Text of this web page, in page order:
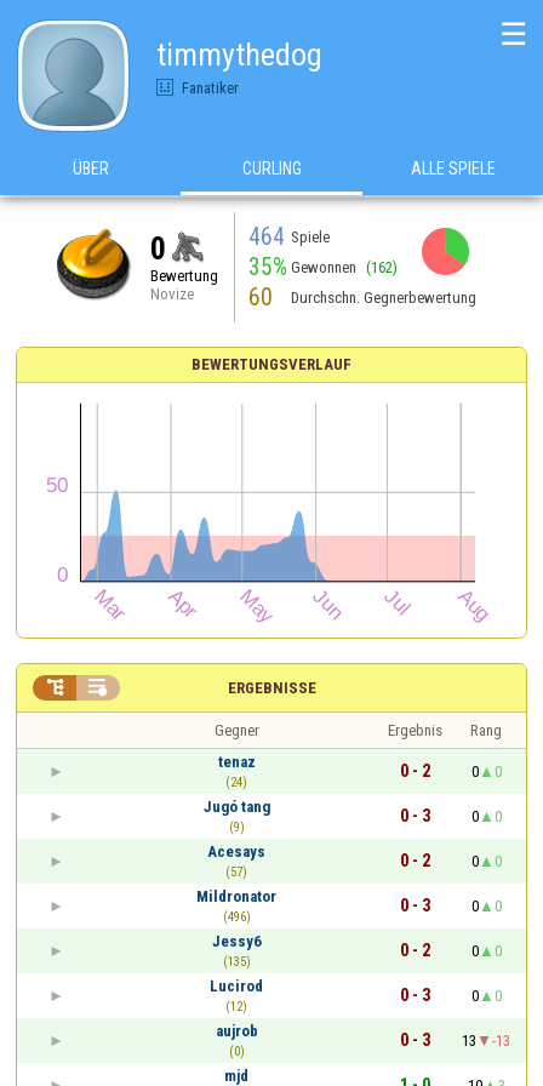
timmythedog
Fanatiker
☰
ÜBER CURLING ALLE SPIELE
0
Bewertung
Novize
464 Spiele
35% Gewonnen (162)
60 Durchschn. Gegnerbewertung
BEWERTUNGSVERLAUF
ERGEBNISSE
 
Gegner Ergebnis
Rang
tenaz
(24)
0 - 2 0
0
Jugó tang
(9)
0 - 3 0
0
Acesays
(57)
0 - 2 0
0
Mildronator
(496)
0 - 3 0
0
Jessy6
(135)
0 - 2 0
0
Lucirod
(12)
0 - 3 0
0
aujrob
(0)
0 - 3 13
-13
mjd